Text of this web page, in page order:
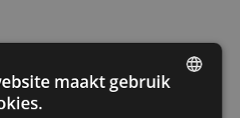
maakt gebruik